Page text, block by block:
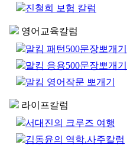
진철희 보험 칼럼
영어교육칼럼
말킴 패턴500문장뽀개기
말킴 응용500문장뽀개기
말킴 영어작문 뽀개기
라이프칼럼
서대진의 크루즈 여행
김동윤의 역학.사주칼럼